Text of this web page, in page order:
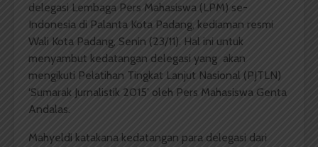
delegasi Lembaga Pers Mahasiswa (LPM) se-
Indonesia di Palanta Kota Padang, kediaman resmi
Wali Kota Padang, Senin (23/11). Hal ini untuk
menyambut kedatangan delegasi yang akan
mengikuti Pelatihan Tingkat Lanjut Nasional (PJTLN)
‘Sumarak Jurnalistik 2015’ oleh Pers Mahasiswa Genta
Andalas.
Mahyeldi katakana kedatangan para delegasi dari